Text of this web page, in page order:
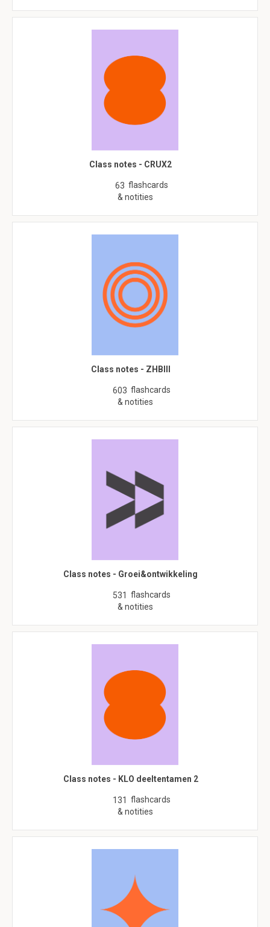
Class notes - CRUX2
63 flashcards
& notities
Class notes - ZHBIII
603 flashcards
& notities
Class notes - Groei&ontwikkeling
531 flashcards
& notities
Class notes - KLO deeltentamen 2
131 flashcards
& notities